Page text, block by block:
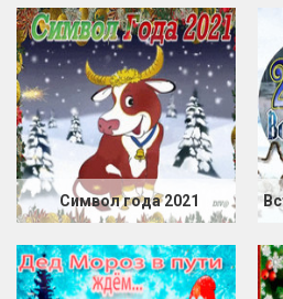
Символ года 2021